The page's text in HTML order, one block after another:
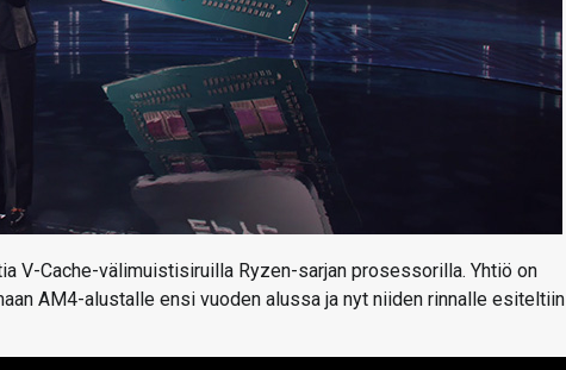
V-Cache-välimuistisiruilla Ryzen-sarjan prosessorilla. Yhtiö on
AM4-alustalle ensi vuoden alussa ja nyt niiden rinnalle esiteltiin